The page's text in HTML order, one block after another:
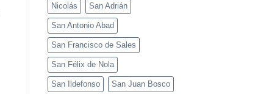
Nicolás San Adrián
San Antonio Abad
San Francisco de Sales
San Félix de Nola
San Ildefonso San Juan Bosco